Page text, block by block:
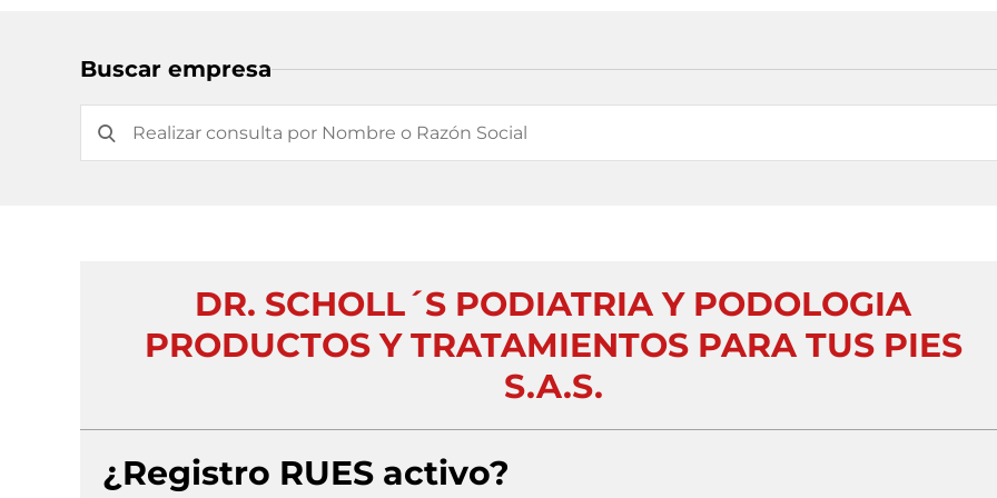
Buscar empresa
DR. SCHOLL´S PODIATRIA Y PODOLOGIA
PRODUCTOS Y TRATAMIENTOS PARA TUS PIES
S.A.S.
¿Registro RUES activo?